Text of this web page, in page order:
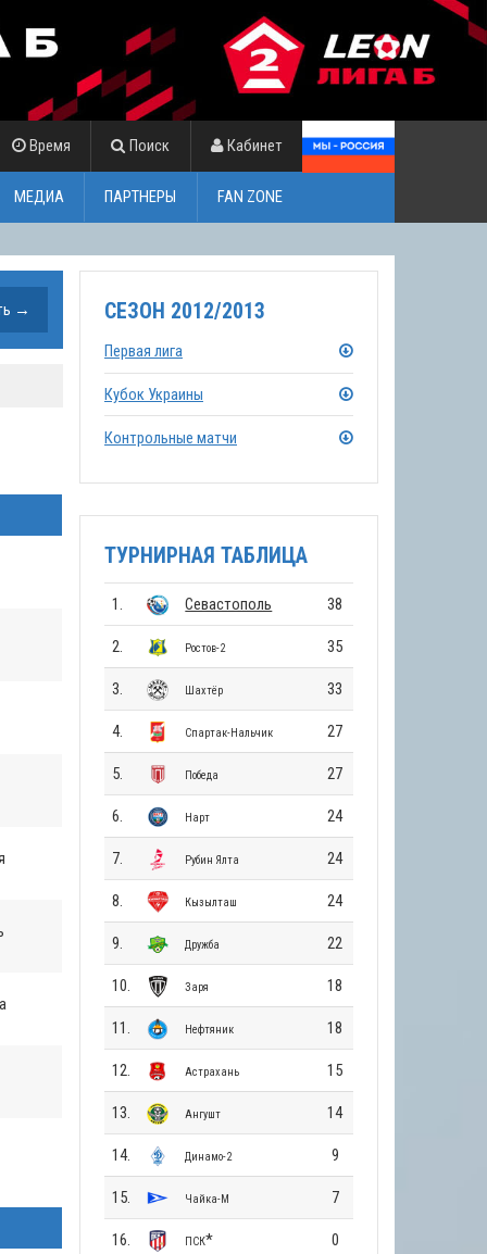
Время Поиск Кабинет
МЕДИА ПАРТНЕРЫ FAN ZONE
СЕЗОН 2012/2013
Первая лига
Кубок Украины
Контрольные матчи
ТУРНИРНАЯ ТАБЛИЦА
1. Севастополь 38
2. Ростов-2 35
3. Шахтёр 33
4. Спартак-Нальчик 27
5. Победа 27
6. Нарт 24
7. Рубин Ялта 24
8. Кызылташ 24
9. Дружба 22
10. Заря 18
11. Нефтяник 18
12. Астрахань 15
13. Ангушт 14
14. Динамо-2 9
15. Чайка-М 7
16. ПСК* 0